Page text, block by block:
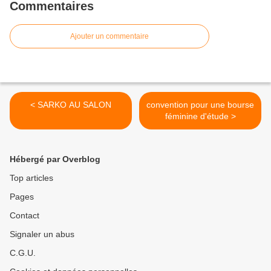
Commentaires
Ajouter un commentaire
< SARKO AU SALON
convention pour une bourse
féminine d'étude >
Hébergé par Overblog
Top articles
Pages
Contact
Signaler un abus
C.G.U.